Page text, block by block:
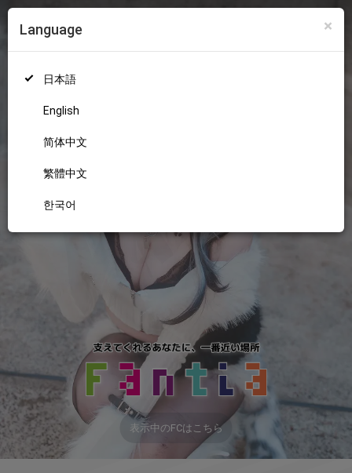
×
Language
日本語
English
简体中文
繁體中文
한국어
18+
表示中のFCはこちら